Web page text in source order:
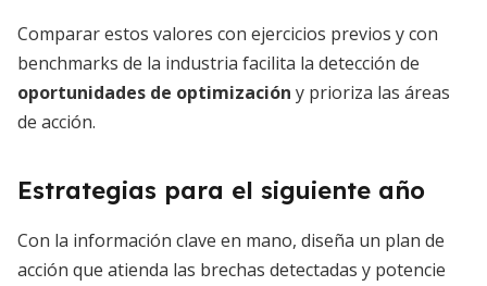
Comparar estos valores con ejercicios previos y con
benchmarks de la industria facilita la detección de
oportunidades de optimización y prioriza las áreas
de acción.
Estrategias para el siguiente año
Con la información clave en mano, diseña un plan de
acción que atienda las brechas detectadas y potencie